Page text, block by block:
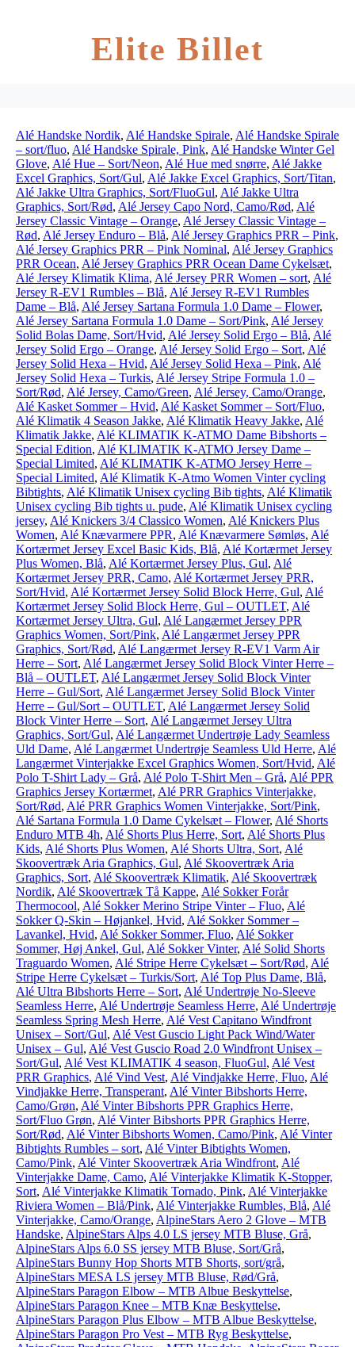
Elite Billet
Alé Handske Nordik, Alé Handske Spirale, Alé Handske Spirale
– sort/fluo, Alé Handske Spirale, Pink, Alé Handske Winter Gel
Glove, Alé Hue – Sort/Neon, Alé Hue med snørre, Alé Jakke
Excel Graphics, Sort/Gul, Alé Jakke Excel Graphics, Sort/Titan,
Alé Jakke Ultra Graphics, Sort/FluoGul, Alé Jakke Ultra
Graphics, Sort/Rød, Alé Jersey Capo Nord, Camo/Rød, Alé
Jersey Classic Vintage – Orange, Alé Jersey Classic Vintage –
Rød, Alé Jersey Enduro – Blå, Alé Jersey Graphics PRR – Pink,
Alé Jersey Graphics PRR – Pink Nominal, Alé Jersey Graphics
PRR Ocean, Alé Jersey Graphics PRR Ocean Dame Cykelsæt,
Alé Jersey Klimatik Klima, Alé Jersey PRR Women – sort, Alé
Jersey R-EV1 Rumbles – Blå, Alé Jersey R-EV1 Rumbles
Dame – Blå, Alé Jersey Sartana Formula 1.0 Dame – Flower,
Alé Jersey Sartana Formula 1.0 Dame – Sort/Pink, Alé Jersey
Solid Bolas Dame, Sort/Hvid, Alé Jersey Solid Ergo – Blå, Alé
Jersey Solid Ergo – Orange, Alé Jersey Solid Ergo – Sort, Alé
Jersey Solid Hexa – Hvid, Alé Jersey Solid Hexa – Pink, Alé
Jersey Solid Hexa – Turkis, Alé Jersey Stripe Formula 1.0 –
Sort/Rød, Alé Jersey, Camo/Green, Alé Jersey, Camo/Orange,
Alé Kasket Sommer – Hvid, Alé Kasket Sommer – Sort/Fluo,
Alé Klimatik 4 Season Jakke, Alé Klimatik Heavy Jakke, Alé
Klimatik Jakke, Alé KLIMATIK K-ATMO Dame Bibshorts –
Special Edition, Alé KLIMATIK K-ATMO Jersey Dame –
Special Limited, Alé KLIMATIK K-ATMO Jersey Herre –
Special Limited, Alé Klimatik K-Atmo Women Vinter cycling
Bibtights, Alé Klimatik Unisex cycling Bib tights, Alé Klimatik
Unisex cycling Bib tights u. pude, Alé Klimatik Unisex cycling
jersey, Alé Knickers 3/4 Classico Women, Alé Knickers Plus
Women, Alé Knævarmere PPR, Alé Knævarmere Sømløs, Alé
Kortærmet Jersey Excel Basic Kids, Blå, Alé Kortærmet Jersey
Plus Women, Blå, Alé Kortærmet Jersey Plus, Gul, Alé
Kortærmet Jersey PRR, Camo, Alé Kortærmet Jersey PRR,
Sort/Hvid, Alé Kortærmet Jersey Solid Block Herre, Gul, Alé
Kortærmet Jersey Solid Block Herre, Gul – OUTLET, Alé
Kortærmet Jersey Ultra, Gul, Alé Langærmet Jersey PPR
Graphics Women, Sort/Pink, Alé Langærmet Jersey PPR
Graphics, Sort/Rød, Alé Langærmet Jersey R-EV1 Varm Air
Herre – Sort, Alé Langærmet Jersey Solid Block Vinter Herre –
Blå – OUTLET, Alé Langærmet Jersey Solid Block Vinter
Herre – Gul/Sort, Alé Langærmet Jersey Solid Block Vinter
Herre – Gul/Sort – OUTLET, Alé Langærmet Jersey Solid
Block Vinter Herre – Sort, Alé Langærmet Jersey Ultra
Graphics, Sort/Gul, Alé Langærmet Undertrøje Lady Seamless
Uld Dame, Alé Langærmet Undertrøje Seamless Uld Herre, Alé
Langærmet Vinterjakke Excel Graphics Women, Sort/Hvid, Alé
Polo T-Shirt Lady – Grå, Alé Polo T-Shirt Men – Grå, Alé PPR
Graphics Jersey Kortærmet, Alé PRR Graphics Vinterjakke,
Sort/Rød, Alé PRR Graphics Women Vinterjakke, Sort/Pink,
Alé Sartana Formula 1.0 Dame Cykelsæt – Flower, Alé Shorts
Enduro MTB 4h, Alé Shorts Plus Herre, Sort, Alé Shorts Plus
Kids, Alé Shorts Plus Women, Alé Shorts Ultra, Sort, Alé
Skoovertræk Aria Graphics, Gul, Alé Skoovertræk Aria
Graphics, Sort, Alé Skoovertræk Klimatik, Alé Skoovertræk
Nordik, Alé Skoovertræk Tå Kappe, Alé Sokker Forår
Thermocool, Alé Sokker Merino Stripe Vinter – Fluo, Alé
Sokker Q-Skin – Højankel, Hvid, Alé Sokker Sommer –
Lavankel, Hvid, Alé Sokker Sommer, Fluo, Alé Sokker
Sommer, Høj Ankel, Gul, Alé Sokker Vinter, Alé Solid Shorts
Traguardo Women, Alé Stripe Herre Cykelsæt – Sort/Rød, Alé
Stripe Herre Cykelsæt – Turkis/Sort, Alé Top Plus Dame, Blå,
Alé Ultra Bibshorts Herre – Sort, Alé Undertrøje No-Sleeve
Seamless Herre, Alé Undertrøje Seamless Herre, Alé Undertrøje
Seamless Spring Mesh Herre, Alé Vest Capitano Windfront
Unisex – Sort/Gul, Alé Vest Guscio Light Pack Wind/Water
Unisex – Gul, Alé Vest Guscio Road 2.0 Windfront Unisex –
Sort/Gul, Alé Vest KLIMATIK 4 season, FluoGul, Alé Vest
PRR Graphics, Alé Vind Vest, Alé Vindjakke Herre, Fluo, Alé
Vindjakke Herre, Transperant, Alé Vinter Bibshorts Herre,
Camo/Grøn, Alé Vinter Bibshorts PPR Graphics Herre,
Sort/Fluo Grøn, Alé Vinter Bibshorts PPR Graphics Herre,
Sort/Rød, Alé Vinter Bibshorts Women, Camo/Pink, Alé Vinter
Bibtights Rumbles – sort, Alé Vinter Bibtights Women,
Camo/Pink, Alé Vinter Skoovertræk Aria Windfront, Alé
Vinterjakke Dame, Camo, Alé Vinterjakke Klimatik K-Stopper,
Sort, Alé Vinterjakke Klimatik Tornado, Pink, Alé Vinterjakke
Riviera Women – Blå/Pink, Alé Vinterjakke Rumbles, Blå, Alé
Vinterjakke, Camo/Orange, AlpineStars Aero 2 Glove – MTB
Handske, AlpineStars Alps 4.0 LS jersey MTB Bluse, Grå,
AlpineStars Alps 6.0 SS jersey MTB Bluse, Sort/Grå,
AlpineStars Bunny Hop Shorts MTB Shorts, sort/grå,
AlpineStars MESA LS jersey MTB Bluse, Rød/Grå,
AlpineStars Paragon Elbow – MTB Albue Beskyttelse,
AlpineStars Paragon Knee – MTB Knæ Beskyttelse,
AlpineStars Paragon Plus Elbow – MTB Albue Beskyttelse,
AlpineStars Paragon Pro Vest – MTB Ryg Beskyttelse,